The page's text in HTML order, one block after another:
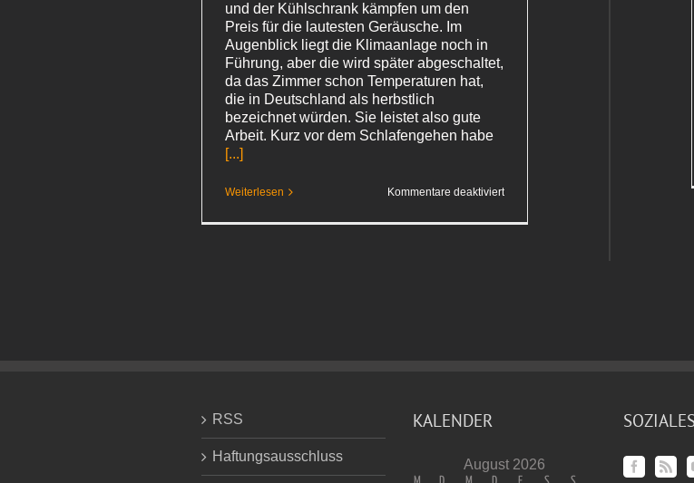
und der Kühlschrank kämpfen um den
Preis für die lautesten Geräusche. Im
Augenblick liegt die Klimaanlage noch in
Führung, aber die wird später abgeschaltet,
da das Zimmer schon Temperaturen hat,
die in Deutschland als herbstlich
bezeichnet würden. Sie leistet also gute
Arbeit. Kurz vor dem Schlafengehen habe
[...]
Weiterlesen Kommentare deaktiviertfür
RSS
Haftungsausschluss
KALENDER
August 2026